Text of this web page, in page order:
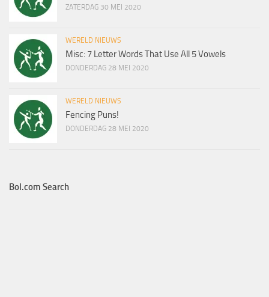
ZATERDAG 30 MEI 2020
WERELD NIEUWS
Misc: 7 Letter Words That Use All 5 Vowels
DONDERDAG 28 MEI 2020
WERELD NIEUWS
Fencing Puns!
DONDERDAG 28 MEI 2020
Bol.com Search